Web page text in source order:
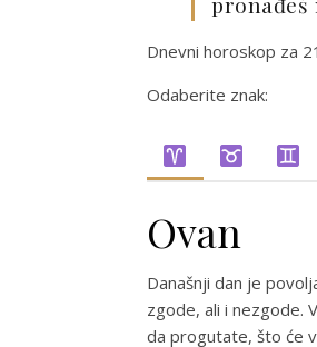
Dnevni horoskop za
Odaberite znak:
Ovan
Današnji dan je
zgode, ali i nezgode.
da progutate, što će